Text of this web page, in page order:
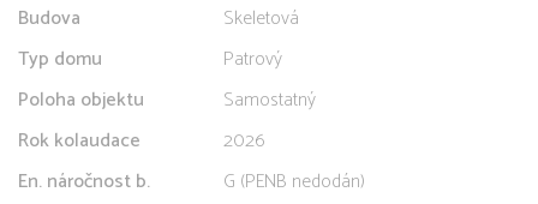
Budova
Skeletová
Typ domu
Patrový
Poloha objektu
Samostatný
Rok kolaudace
2026
En. náročnost b.
G (PENB nedodán)